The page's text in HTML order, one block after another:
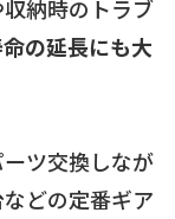
納時のトラブ
の延長にも大
ーツ交換しなが
どの定番ギア